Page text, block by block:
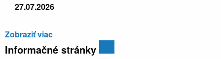
27.07.2026
Zobraziť viac
Informačné stránky